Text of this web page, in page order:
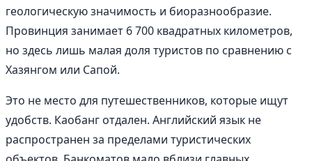
геологическую значимость и биоразнообразие.
Провинция занимает 6 700 квадратных километров,
но здесь лишь малая доля туристов по сравнению с
Хазянгом или Сапой.
Это не место для путешественников, которые ищут
удобств. Каобанг отдален. Английский язык не
распространен за пределами туристических